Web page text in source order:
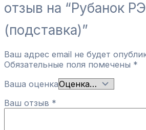
отзыв на “Рубанок
(подставка)”
Ваш адрес email не будет
Обязательные поля помечены *
Ваша оценка
Ваш отзыв *